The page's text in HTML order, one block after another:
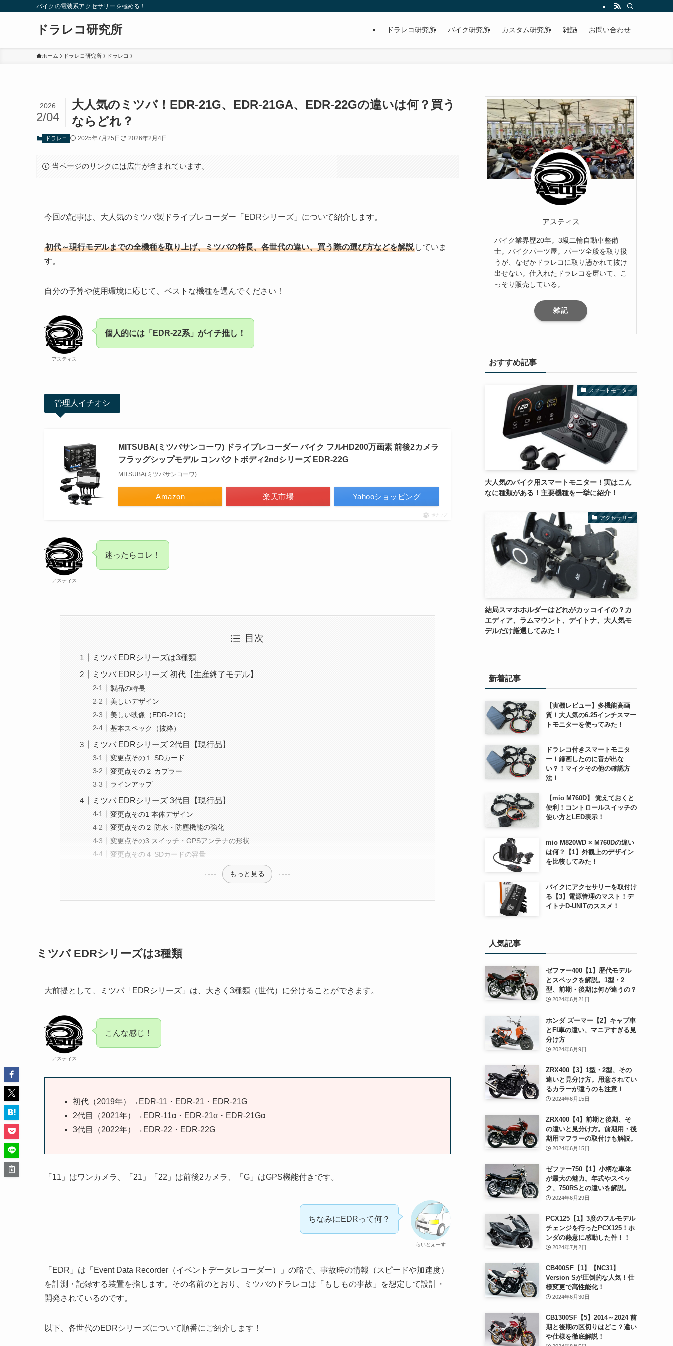
バイクの電装系アクセサリーを極める！
ドラレコ研究所 ドラレコ研究所 バイク研究所 カスタム研究所 雑記 お問い合わせ
ホーム ドラレコ研究所 ドラレコ
大人気のミツバ！EDR-21G、EDR-21GA、EDR-22Gの違いは何？買う
ならどれ？
2026
2/04
ドラレコ 2025年7月25日 2026年2月4日
当ページのリンクには広告が含まれています。
今回の記事は、大人気のミツバ製ドライブレコーダー「EDRシリーズ」について紹介します。
初代～現行モデルまでの全機種を取り上げ、ミツバの特長、各世代の違い、買う際の選び方などを解説 していま
す。
自分の予算や使用環境に応じて、ベストな機種を選んでください！
アスティス
個人的には「EDR-22系」がイチ推し！
管理人イチオシ
MITSUBA(ミツバサンコーワ) ドライブレコーダー バイク フルHD200万画素 前後2カメラ
フラッグシップモデル コンパクトボディ2ndシリーズ EDR-22G
MITSUBA(ミツバサンコーワ)
Amazon 楽天市場 Yahooショッピング
ポチップ
アスティス
迷ったらコレ！
目次
ミツバ EDRシリーズは3種類
ミツバ EDRシリーズ 初代【生産終了モデル】
製品の特長
美しいデザイン
美しい映像（EDR-21G）
基本スペック（抜粋）
ミツバ EDRシリーズ 2代目【現行品】
変更点その１ SDカード
変更点その２ カプラー
ラインアップ
ミツバ EDRシリーズ 3代目【現行品】
変更点その1 本体デザイン
変更点その２ 防水・防塵機能の強化
変更点その3 スイッチ・GPSアンテナの形状
変更点その４ SDカードの容量
もっと見る
ミツバ EDRシリーズは3種類
大前提として、ミツバ「EDRシリーズ」は、大きく3種類（世代）に分けることができます。
アスティス
こんな感じ！
初代（2019年）→EDR-11・EDR-21・EDR-21G
2代目（2021年）→EDR-11α・EDR-21α・EDR-21Gα
3代目（2022年）→EDR-22・EDR-22G
「11」はワンカメラ、「21」「22」は前後2カメラ、「G」はGPS機能付きです。
らいとえーす
ちなみにEDRって何？
「EDR」は「Event Data Recorder（イベントデータレコーダー）」の略で、事故時の情報（スピードや加速度）
を計測・記録する装置を指します。その名前のとおり、ミツバのドラレコは「もしもの事故」を想定して設計・
開発されているのです。
以下、各世代のEDRシリーズについて順番にご紹介します！
アスティス
バイク業界歴20年。3級二輪自動車整備
士。バイクパーツ屋。パーツ全般を取り扱
うが、なぜかドラレコに取り憑かれて抜け
出せない。仕入れたドラレコを磨いて、こ
っそり販売している。
雑記
おすすめ記事
スマートモニター
大人気のバイク用スマートモニター！実はこん
なに種類がある！主要機種を一挙に紹介！
アクセサリー
結局スマホホルダーはどれがカッコイイの？カ
エディア、ラムマウント、デイトナ、大人気モ
デルだけ厳選してみた！
新着記事
【実機レビュー】多機能高画
質！大人気の6.25インチスマー
トモニターを使ってみた！
ドラレコ付きスマートモニタ
ー！録画したのに音が出な
い？！マイクその他の確認方
法！
【mio M760D】 覚えておくと
便利！コントロールスイッチの
使い方とLED表示！
mio M820WD × M760Dの違い
は何？【1】外観上のデザイン
を比較してみた！
バイクにアクセサリーを取付け
る【3】電源管理のマスト！デ
イトナD-UNITのススメ！
人気記事
ゼファー400【1】歴代モデル
とスペックを解説。1型・2
型、前期・後期は何が違うの？
2024年6月21日
ホンダ ズーマー【2】キャブ車
とFI車の違い、マニアすぎる見
分け方
2024年6月9日
ZRX400【3】1型・2型、その
違いと見分け方。用意されてい
るカラーが違うのも注意！
2024年6月15日
ZRX400【4】前期と後期、そ
の違いと見分け方。前期用・後
期用マフラーの取付けも解説。
2024年6月15日
ゼファー750【1】小柄な車体
が最大の魅力。年式やスペッ
ク、750RSとの違いを解説。
2024年6月29日
PCX125【1】3度のフルモデル
チェンジを行ったPCX125！ホ
ンダの熱意に感動した件！！
2024年7月2日
CB400SF【1】【NC31】
Version Sが圧倒的な人気！仕
様変更で高性能化！
2024年6月30日
CB1300SF【5】2014～2024 前
期と後期の区切りはどこ？違い
や仕様を徹底解説！